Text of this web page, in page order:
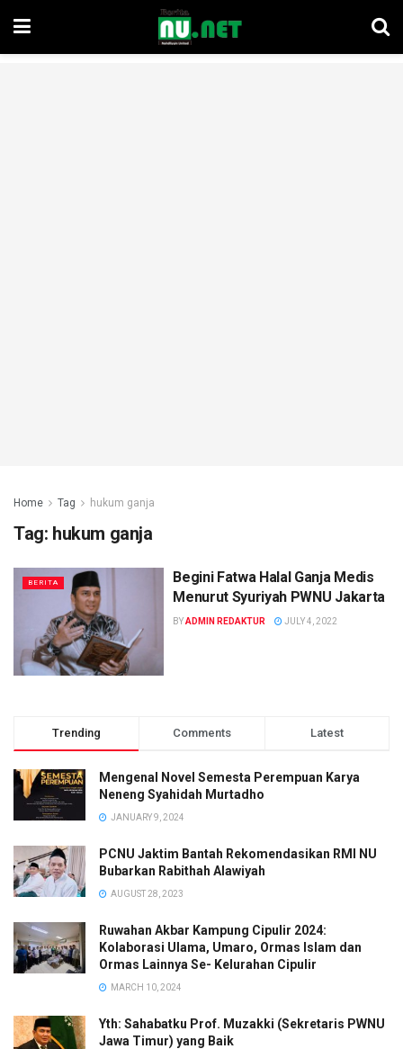
Home Tag hukum ganja
Tag: hukum ganja
BERITA
Begini Fatwa Halal Ganja Medis
Menurut Syuriyah PWNU Jakarta
BYADMIN REDAKTUR JULY 4, 2022
Trending Comments Latest
Mengenal Novel Semesta Perempuan Karya
Neneng Syahidah Murtadho
JANUARY 9, 2024
PCNU Jaktim Bantah Rekomendasikan RMI NU
Bubarkan Rabithah Alawiyah
AUGUST 28, 2023
Ruwahan Akbar Kampung Cipulir 2024:
Kolaborasi Ulama, Umaro, Ormas Islam dan
Ormas Lainnya Se- Kelurahan Cipulir
MARCH 10, 2024
Yth: Sahabatku Prof. Muzakki (Sekretaris PWNU
Jawa Timur) yang Baik